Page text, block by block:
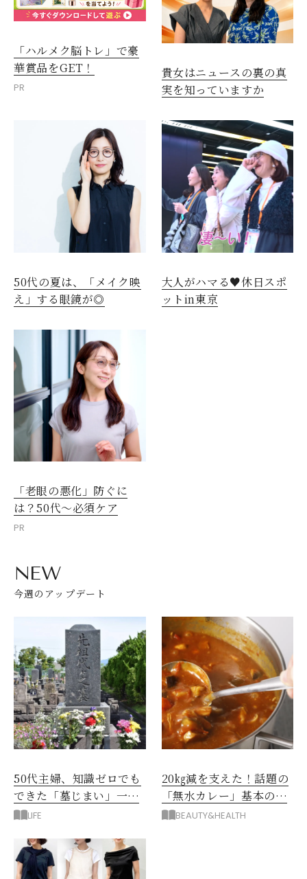
「ハルメク脳トレ」で豪
華賞品をGET！
PR
貴女はニュースの裏の真
実を知っていますか
50代の夏は、「メイク映
え」する眼鏡が◎
大人がハマる♥休日スポ
ットin東京
「老眼の悪化」防ぐに
は？50代～必須ケア
PR
NEW
今週のアップデート
50代主婦、知識ゼロでも
できた「墓じまい」一つ
後悔したのは、ある順
LIFE
20㎏減を支えた！話題の
「無水カレー」基本の作
り方とおすすめルウ6選
BEAUTY&HEALTH